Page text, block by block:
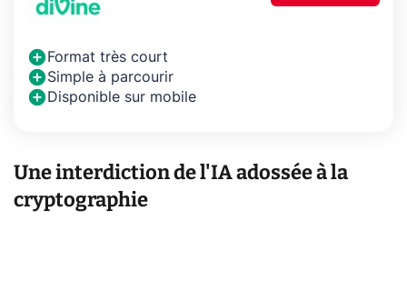
Format très court
Simple à parcourir
Disponible sur mobile
Une interdiction de l'IA adossée à la
cryptographie